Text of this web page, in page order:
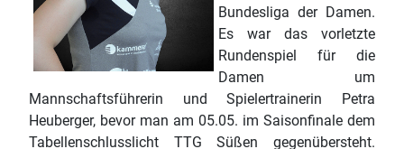
Bundesliga der Damen.
Es war das vorletzte
Rundenspiel für die
Damen um
Mannschaftsführerin und Spielertrainerin Petra
Heuberger, bevor man am 05.05. im Saisonfinale dem
Tabellenschlusslicht TTG Süßen gegenübersteht.